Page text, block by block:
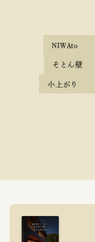
NIWAto
そとん壁
小上がり